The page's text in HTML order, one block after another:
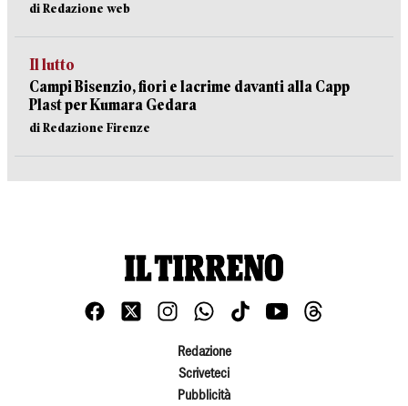
di Redazione web
Il lutto
Campi Bisenzio, fiori e lacrime davanti alla Capp
Plast per Kumara Gedara
di Redazione Firenze
Redazione
Scriveteci
Pubblicità